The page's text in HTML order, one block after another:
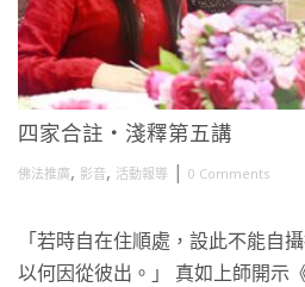
四家合註・淺釋第五講
佛法推廣, 影音, 活動報導 | 0 Comments
「若時自在住順處，設此不能自
以何因從彼出。」 真如上師開示